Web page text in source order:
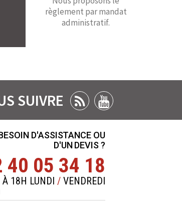
règlement par mandat
administratif.
SUIVRE
D'ASSISTANCE OU
D'UN DEVIS ?
40 05 34 18
18H LUNDI / VENDREDI